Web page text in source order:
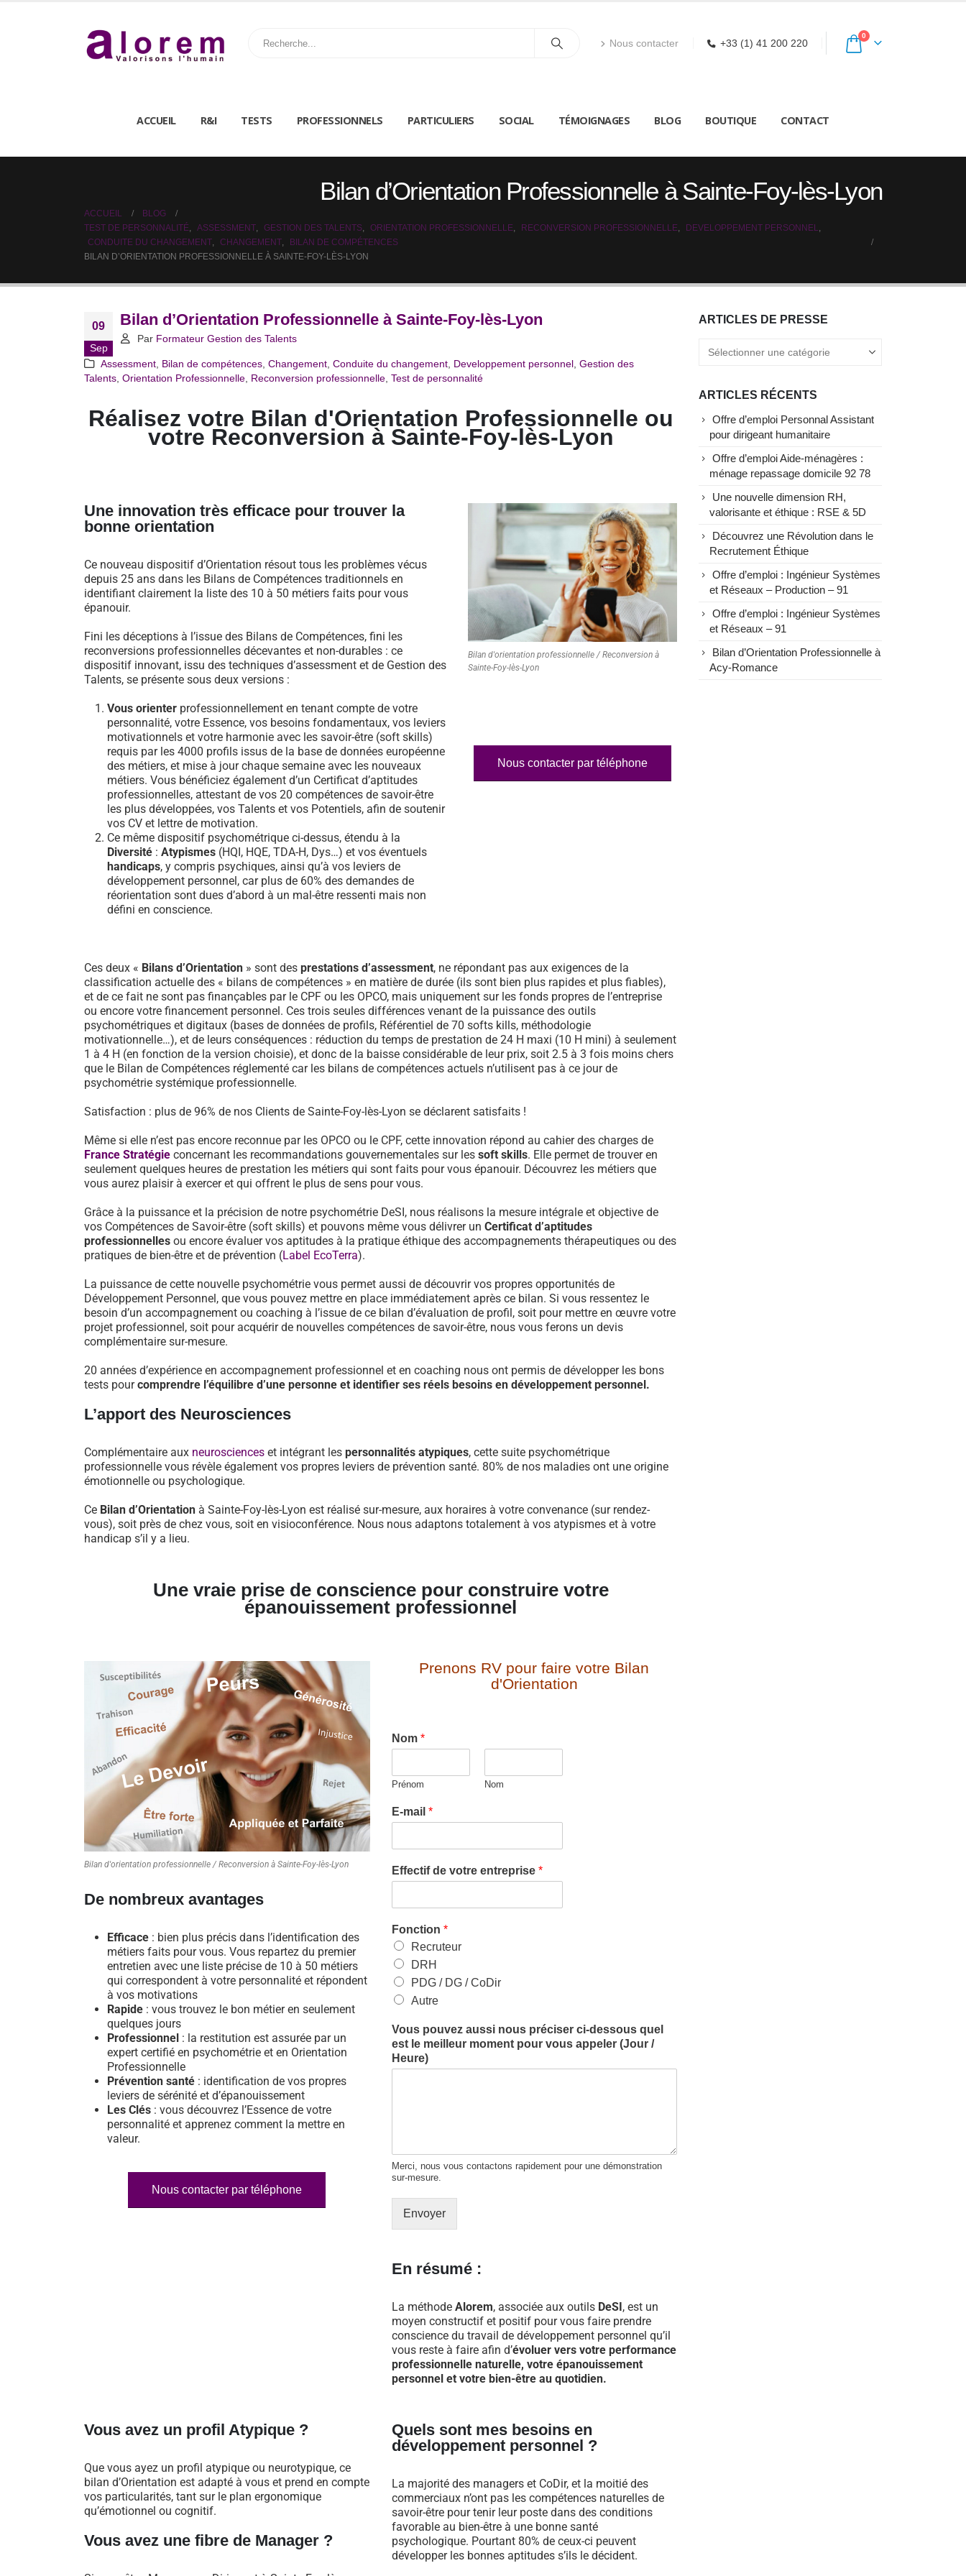
Nous contacter +33 (1) 41 200 220
0
ACCUEIL R&I TESTS PROFESSIONNELS PARTICULIERS SOCIAL TÉMOIGNAGES BLOG BOUTIQUE CONTACT
Bilan d’Orientation Professionnelle à Sainte-Foy-lès-Lyon
ACCUEIL
BLOG
TEST DE PERSONNALITÉ
ASSESSMENT GESTION DES TALENTS ORIENTATION PROFESSIONNELLE RECONVERSION PROFESSIONNELLE DEVELOPPEMENT PERSONNEL
CONDUITE DU CHANGEMENT
CHANGEMENT
BILAN DE COMPÉTENCES
BILAN D’ORIENTATION PROFESSIONNELLE À SAINTE-FOY-LÈS-LYON
09
Sep
Bilan d’Orientation Professionnelle à Sainte-Foy-lès-Lyon
Par Formateur Gestion des Talents
Assessment Bilan de compétences ,Changement ,Conduite du changement Developpement personnel ,Gestion des
Talents Orientation Professionnelle Reconversion professionnelle Test de personnalité
Réalisez votre Bilan d'Orientation Professionnelle ou
votre Reconversion à Sainte-Foy-lès-Lyon
Une innovation très efficace pour trouver la
bonne orientation
Ce nouveau dispositif d’Orientation résout tous les problèmes vécus
depuis 25 ans dans les Bilans de Compétences traditionnels en
identifiant clairement la liste des 10 à 50 métiers faits pour vous
épanouir.
Fini les déceptions à l’issue des Bilans de Compétences, fini les
reconversions professionnelles décevantes et non-durables : ce
dispositif innovant, issu des techniques d’assessment et de Gestion des
Talents, se présente sous deux versions :
Vous orienter professionnellement en tenant compte de votre
personnalité, votre Essence, vos besoins fondamentaux, vos leviers
motivationnels et votre harmonie avec les savoir-être (soft skills)
requis par les 4000 profils issus de la base de données européenne
des métiers, et mise à jour chaque semaine avec les nouveaux
métiers. Vous bénéficiez également d’un Certificat d’aptitudes
professionnelles, attestant de vos 20 compétences de savoir-être
les plus développées, vos Talents et vos Potentiels, afin de soutenir
vos CV et lettre de motivation.
Ce même dispositif psychométrique ci-dessus, étendu à la
Diversité : Atypismes (HQI, HQE, TDA-H, Dys…) et vos éventuels
handicaps, y compris psychiques, ainsi qu’à vos leviers de
développement personnel, car plus de 60% des demandes de
réorientation sont dues d’abord à un mal-être ressenti mais non
défini en conscience.
Bilan d'orientation professionnelle / Reconversion à
Sainte-Foy-lès-Lyon
Nous contacter par téléphone
Ces deux « Bilans d’Orientation » sont des prestations d’assessment, ne répondant pas aux exigences de la
classification actuelle des « bilans de compétences » en matière de durée (ils sont bien plus rapides et plus fiables),
et de ce fait ne sont pas finançables par le CPF ou les OPCO, mais uniquement sur les fonds propres de l’entreprise
ou encore votre financement personnel. Ces trois seules différences venant de la puissance des outils
psychométriques et digitaux (bases de données de profils, Référentiel de 70 softs kills, méthodologie
motivationnelle…), et de leurs conséquences : réduction du temps de prestation de 24 H maxi (10 H mini) à seulement
1 à 4 H (en fonction de la version choisie), et donc de la baisse considérable de leur prix, soit 2.5 à 3 fois moins chers
que le Bilan de Compétences réglementé car les bilans de compétences actuels n’utilisent pas à ce jour de
psychométrie systémique professionnelle.
Satisfaction : plus de 96% de nos Clients de Sainte-Foy-lès-Lyon se déclarent satisfaits !
Même si elle n’est pas encore reconnue par les OPCO ou le CPF, cette innovation répond au cahier des charges de
France Stratégie concernant les recommandations gouvernementales sur les soft skills. Elle permet de trouver en
seulement quelques heures de prestation les métiers qui sont faits pour vous épanouir. Découvrez les métiers que
vous aurez plaisir à exercer et qui offrent le plus de sens pour vous.
Grâce à la puissance et la précision de notre psychométrie DeSI, nous réalisons la mesure intégrale et objective de
vos Compétences de Savoir-être (soft skills) et pouvons même vous délivrer un Certificat d’aptitudes
professionnelles ou encore évaluer vos aptitudes à la pratique éthique des accompagnements thérapeutiques ou des
pratiques de bien-être et de prévention (Label EcoTerra).
La puissance de cette nouvelle psychométrie vous permet aussi de découvrir vos propres opportunités de
Développement Personnel, que vous pouvez mettre en place immédiatement après ce bilan. Si vous ressentez le
besoin d’un accompagnement ou coaching à l’issue de ce bilan d’évaluation de profil, soit pour mettre en œuvre votre
projet professionnel, soit pour acquérir de nouvelles compétences de savoir-être, nous vous ferons un devis
complémentaire sur-mesure.
20 années d’expérience en accompagnement professionnel et en coaching nous ont permis de développer les bons
tests pourcomprendre l’équilibre d’une personne et identifier ses réels besoins en développement personnel.
L’apport des Neurosciences
Complémentaire aux neurosciences et intégrant les personnalités atypiques, cette suite psychométrique
professionnelle vous révèle également vos propres leviers de prévention santé. 80% de nos maladies ont une origine
émotionnelle ou psychologique.
Ce Bilan d’Orientation à Sainte-Foy-lès-Lyon est réalisé sur-mesure, aux horaires à votre convenance (sur rendez-
vous), soit près de chez vous, soit en visioconférence. Nous nous adaptons totalement à vos atypismes et à votre
handicap s’il y a lieu.
Une vraie prise de conscience pour construire votre
épanouissement professionnel
Bilan d'orientation professionnelle / Reconversion à Sainte-Foy-lès-Lyon
De nombreux avantages
Efficace : bien plus précis dans l’identification des
métiers faits pour vous. Vous repartez du premier
entretien avec une liste précise de 10 à 50 métiers
qui correspondent à votre personnalité et répondent
à vos motivations
Rapide : vous trouvez le bon métier en seulement
quelques jours
Professionnel : la restitution est assurée par un
expert certifié en psychométrie et en Orientation
Professionnelle
Prévention santé : identification de vos propres
leviers de sérénité et d’épanouissement
Les Clés : vous découvrez l’Essence de votre
personnalité et apprenez comment la mettre en
valeur.
Nous contacter par téléphone
Prenons RV pour faire votre Bilan
d'Orientation
Nom *
Prénom Nom
E-mail *
Effectif de votre entreprise *
Fonction *
Recruteur
DRH
PDG / DG / CoDir
Autre
Vous pouvez aussi nous préciser ci-dessous quel
est le meilleur moment pour vous appeler (Jour /
Heure)
Merci, nous vous contactons rapidement pour une démonstration
sur-mesure.
Envoyer
En résumé :
La méthode Alorem, associée aux outils DeSI, est un
moyen constructif et positif pour vous faire prendre
conscience du travail de développement personnel qu’il
vous reste à faire afin d’évoluer vers votre performance
professionnelle naturelle, votre épanouissement
personnel et votre bien-être au quotidien.
Vous avez un profil Atypique ?
Que vous ayez un profil atypique ou neurotypique, ce
bilan d’Orientation est adapté à vous et prend en compte
vos particularités, tant sur le plan ergonomique
qu’émotionnel ou cognitif.
Vous avez une fibre de Manager ?
Quels sont mes besoins en
développement personnel ?
La majorité des managers et CoDir, et la moitié des
commerciaux n’ont pas les compétences naturelles de
savoir-être pour tenir leur poste dans des conditions
favorable au bien-être à une bonne santé
psychologique. Pourtant 80% de ceux-ci peuvent
développer les bonnes aptitudes s’ils le décident.
ARTICLES DE PRESSE
ARTICLES RÉCENTS
Offre d’emploi Personnal Assistant
pour dirigeant humanitaire
Offre d’emploi Aide-ménagères :
ménage repassage domicile 92 78
Une nouvelle dimension RH,
valorisante et éthique : RSE & 5D
Découvrez une Révolution dans le
Recrutement Éthique
Offre d’emploi : Ingénieur Systèmes
et Réseaux – Production – 91
Offre d’emploi : Ingénieur Systèmes
et Réseaux – 91
Bilan d’Orientation Professionnelle à
Acy-Romance